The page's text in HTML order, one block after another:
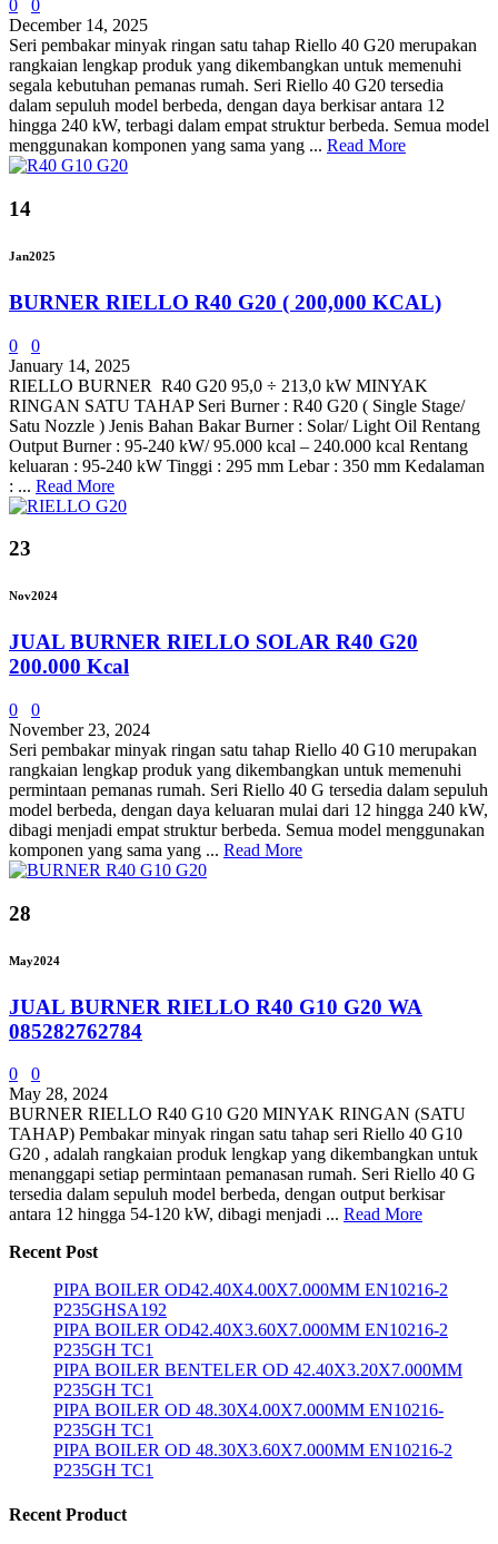
0
0
December 14, 2025
Seri pembakar minyak ringan satu tahap Riello 40 G20 merupakan
rangkaian lengkap produk yang dikembangkan untuk memenuhi
segala kebutuhan pemanas rumah. Seri Riello 40 G20 tersedia
dalam sepuluh model berbeda, dengan daya berkisar antara 12
hingga 240 kW, terbagi dalam empat struktur berbeda. Semua model
menggunakan komponen yang sama yang ... Read More
14
Jan2025
BURNER RIELLO R40 G20 ( 200,000 KCAL)
0
0
January 14, 2025
RIELLO BURNER R40 G20 95,0 ÷ 213,0 kW MINYAK
RINGAN SATU TAHAP Seri Burner : R40 G20 ( Single Stage/
Satu Nozzle ) Jenis Bahan Bakar Burner : Solar/ Light Oil Rentang
Output Burner : 95-240 kW/ 95.000 kcal – 240.000 kcal Rentang
keluaran : 95-240 kW Tinggi : 295 mm Lebar : 350 mm Kedalaman
: ... Read More
23
Nov2024
JUAL BURNER RIELLO SOLAR R40 G20
200.000 Kcal
0
0
November 23, 2024
Seri pembakar minyak ringan satu tahap Riello 40 G10 merupakan
rangkaian lengkap produk yang dikembangkan untuk memenuhi
permintaan pemanas rumah. Seri Riello 40 G tersedia dalam sepuluh
model berbeda, dengan daya keluaran mulai dari 12 hingga 240 kW,
dibagi menjadi empat struktur berbeda. Semua model menggunakan
komponen yang sama yang ... Read More
28
May2024
JUAL BURNER RIELLO R40 G10 G20 WA
085282762784
0
0
May 28, 2024
BURNER RIELLO R40 G10 G20 MINYAK RINGAN (SATU
TAHAP) Pembakar minyak ringan satu tahap seri Riello 40 G10
G20 , adalah rangkaian produk lengkap yang dikembangkan untuk
menanggapi setiap permintaan pemanasan rumah. Seri Riello 40 G
tersedia dalam sepuluh model berbeda, dengan output berkisar
antara 12 hingga 54-120 kW, dibagi menjadi ... Read More
Recent Post
PIPA BOILER OD42.40X4.00X7.000MM EN10216-2
P235GHSA192
PIPA BOILER OD42.40X3.60X7.000MM EN10216-2
P235GH TC1
PIPA BOILER BENTELER OD 42.40X3.20X7.000MM
P235GH TC1
PIPA BOILER OD 48.30X4.00X7.000MM EN10216-
P235GH TC1
PIPA BOILER OD 48.30X3.60X7.000MM EN10216-2
P235GH TC1
Recent Product